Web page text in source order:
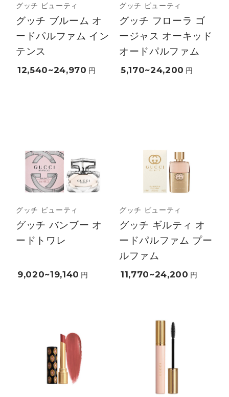
グッチ ビューティ
グッチ ブルーム オ
ードパルファム イン
テンス
12,540~24,970 円
グッチ ビューティ
グッチ フローラ ゴ
ージャス オーキッド
オードパルファム
5,170~24,200 円
グッチ ビューティ
グッチ バンブー オ
ードトワレ
9,020~19,140 円
グッチ ビューティ
グッチ ギルティ オ
ードパルファム プー
ルファム
11,770~24,200 円